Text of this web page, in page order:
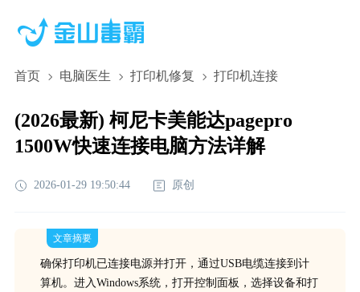
首页 电脑医生 打印机修复 打印机连接
(2026最新) 柯尼卡美能达pagepro
1500W快速连接电脑方法详解
2026-01-29 19:50:44 原创
文章摘要
确保打印机已连接电源并打开，通过USB电缆连接到计
算机。进入Windows系统，打开控制面板，选择设备和打